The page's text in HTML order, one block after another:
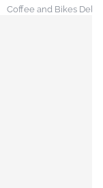
Coffee and Bikes Delft